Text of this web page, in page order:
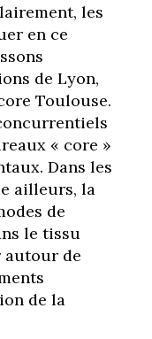
les
en ce
de Lyon,
Toulouse.
« core »
Dans les
ailleurs, la
de
le tissu
autour de
de la